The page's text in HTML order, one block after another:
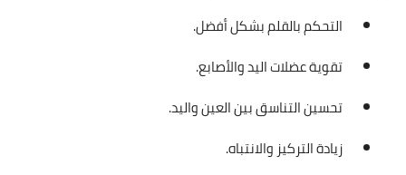
التحكم بالقلم بشكل أفضل.
تقوية عضلات اليد والأصابع.
تحسين التناسق بين العين واليد.
زيادة التركيز والانتباه.